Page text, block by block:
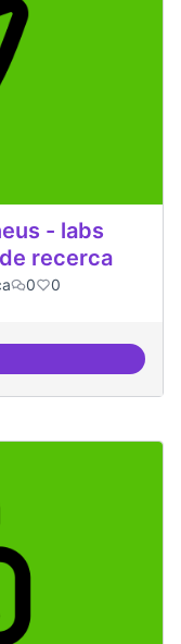
- labs
recerca
0 0
d'ateneus -